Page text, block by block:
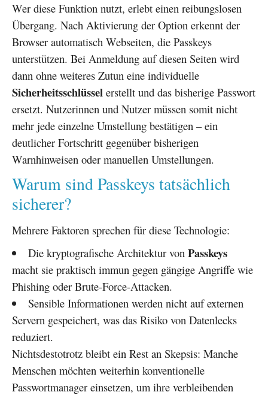
Wer diese Funktion nutzt, erlebt einen reibungslosen
Übergang. Nach Aktivierung der Option erkennt der
Browser automatisch Webseiten, die Passkeys
unterstützen. Bei Anmeldung auf diesen Seiten wird
dann ohne weiteres Zutun eine individuelle
Sicherheitsschlüssel erstellt und das bisherige Passwort
ersetzt. Nutzerinnen und Nutzer müssen somit nicht
mehr jede einzelne Umstellung bestätigen – ein
deutlicher Fortschritt gegenüber bisherigen
Warnhinweisen oder manuellen Umstellungen.
Warum sind Passkeys tatsächlich
sicherer?
Mehrere Faktoren sprechen für diese Technologie:
Die kryptografische Architektur von Passkeys
macht sie praktisch immun gegen gängige Angriffe wie
Phishing oder Brute-Force-Attacken.
Sensible Informationen werden nicht auf externen
Servern gespeichert, was das Risiko von Datenlecks
reduziert.
Nichtsdestotrotz bleibt ein Rest an Skepsis: Manche
Menschen möchten weiterhin konventionelle
Passwortmanager einsetzen, um ihre verbleibenden